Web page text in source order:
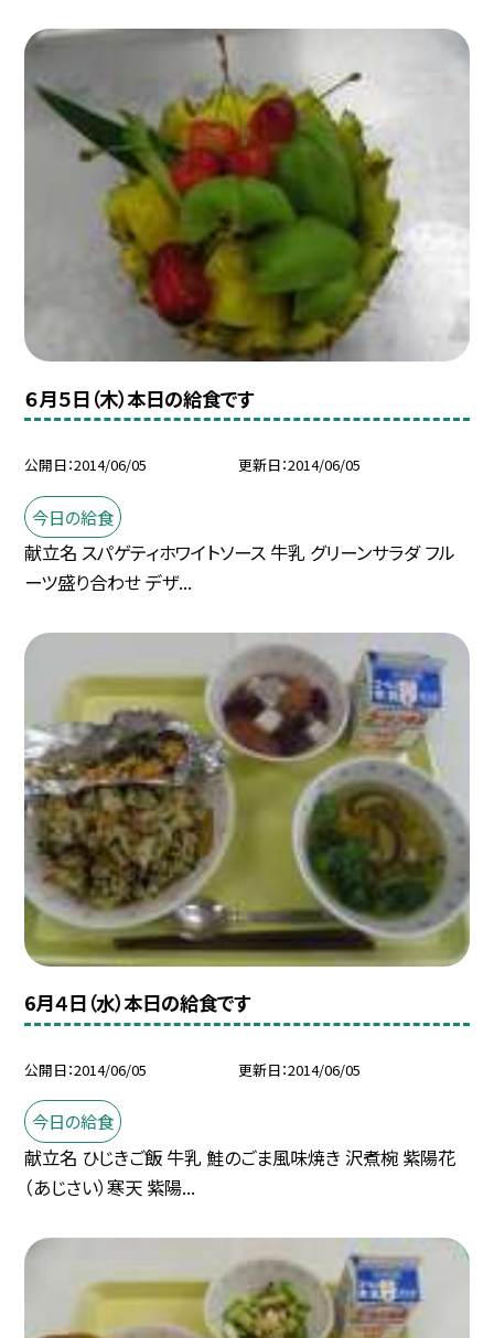
６月５日（木）本日の給食です
公開日 2014/06/05 更新日 2014/06/05
今日の給食
献立名 スパゲティホワイトソース 牛乳 グリーンサラダ フル
ーツ盛り合わせ デザ...
6月４日（水）本日の給食です
公開日 2014/06/05 更新日 2014/06/05
今日の給食
献立名 ひじきご飯 牛乳 鮭のごま風味焼き 沢煮椀 紫陽花
（あじさい）寒天 紫陽...